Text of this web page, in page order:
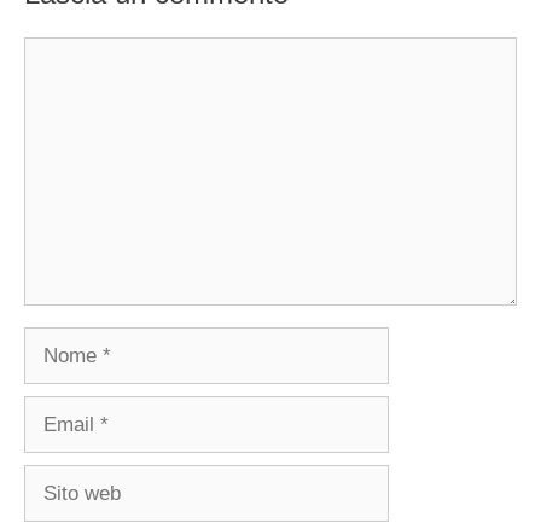
Nome
Email
Sito